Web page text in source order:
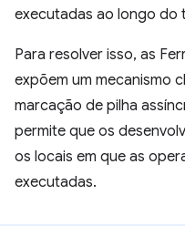
executadas ao longo do
Para resolver isso, as
expõem um mecanismo
marcação de pilha
permite que os
os locais em que as
executadas.